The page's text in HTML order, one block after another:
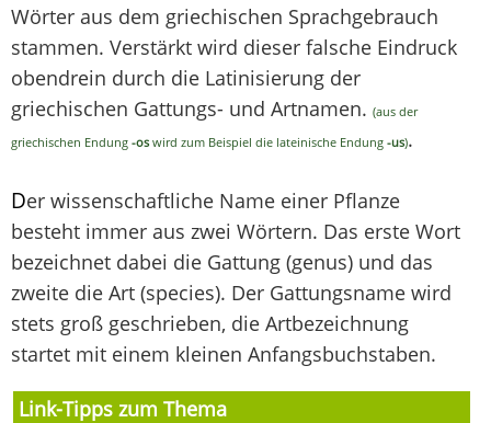
Wörter aus dem griechischen Sprachgebrauch
stammen. Verstärkt wird dieser falsche Eindruck
obendrein durch die Latinisierung der
griechischen Gattungs- und Artnamen. (aus der
griechischen Endung -os wird zum Beispiel die lateinische Endung -us).
Der wissenschaftliche Name einer Pflanze
besteht immer aus zwei Wörtern. Das erste Wort
bezeichnet dabei die Gattung (genus) und das
zweite die Art (species). Der Gattungsname wird
stets groß geschrieben, die Artbezeichnung
startet mit einem kleinen Anfangsbuchstaben.
Link-Tipps zum Thema